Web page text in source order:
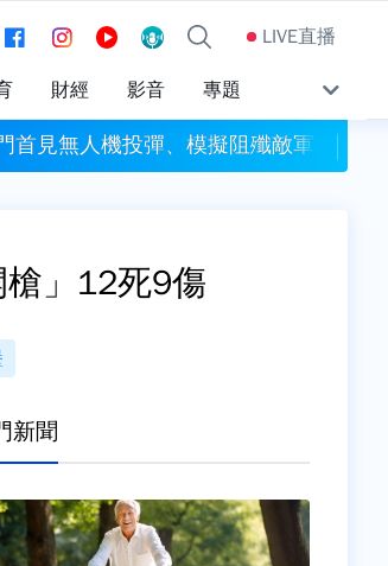
LIVE直播
財經 影音 專題
首見無人機投彈、模擬阻殲敵軍搶灘登陸
」12死9傷
新聞